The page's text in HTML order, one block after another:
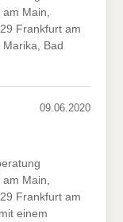
Main,
Frankfurt am
Bad
09.06.2020
Main,
Frankfurt am
einem